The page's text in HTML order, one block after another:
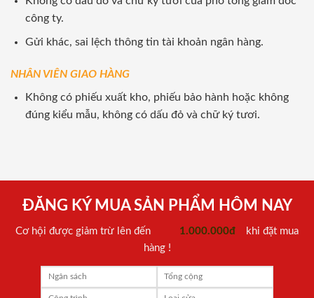
công ty.
Gửi khác, sai lệch thông tin tài khoản ngân hàng.
NHÂN VIÊN GIAO HÀNG
Không có phiếu xuất kho, phiếu bảo hành hoặc không
đúng kiểu mẫu, không có dấu đỏ và chữ ký tươi.
ĐĂNG KÝ MUA SẢN PHẨM HÔM NAY
Cơ hội được giảm trừ lên đến 1.000.000đ
khi đặt mua
hàng !